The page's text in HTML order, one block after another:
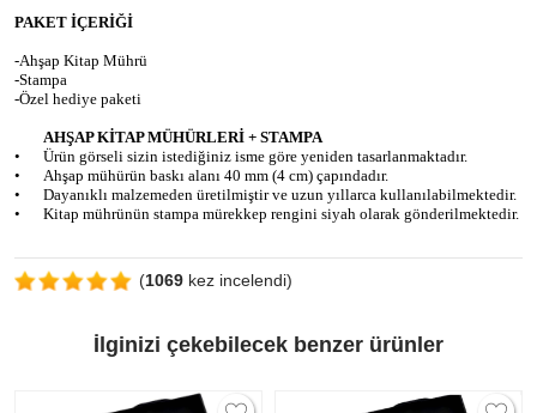
PAKET İÇERİĞİ
-Ahşap Kitap Mührü
-Stampa
-Özel hediye paketi
AHŞAP KİTAP MÜHÜRLERİ + STAMPA
•
Ürün görseli sizin istediğiniz isme göre yeniden tasarlanmaktadır.
•
Ahşap mühürün baskı alanı 40 mm (4 cm) çapındadır.
•
Dayanıklı malzemeden üretilmiştir ve uzun yıllarca kullanılabilmektedir.
•
Kitap mührünün stampa mürekkep rengini siyah olarak gönderilmektedir.
(1069 kez incelendi)
İlginizi çekebilecek benzer ürünler